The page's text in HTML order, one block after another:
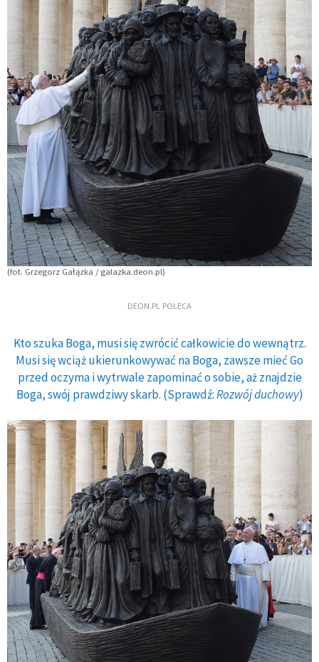
(fot. Grzegorz Gałązka / galazka.deon.pl)
DEON.PL POLECA
Kto szuka Boga, musi się zwrócić całkowicie do wewnątrz.
Musi się wciąż ukierunkowywać na Boga, zawsze mieć Go
przed oczyma i wytrwale zapominać o sobie, aż znajdzie
Boga, swój prawdziwy skarb. (Sprawdź:Rozwój duchowy)